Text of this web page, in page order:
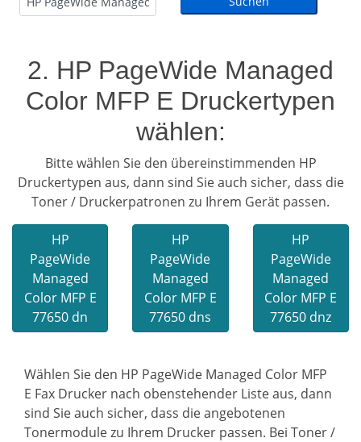
2. HP PageWide Managed
Color MFP E Druckertypen
wählen:
Bitte wählen Sie den übereinstimmenden HP
Druckertypen aus, dann sind Sie auch sicher, dass die
Toner / Druckerpatronen zu Ihrem Gerät passen.
HP
PageWide
Managed
Color MFP E
77650 dn
HP
PageWide
Managed
Color MFP E
77650 dns
HP
PageWide
Managed
Color MFP E
77650 dnz
Wählen Sie den HP PageWide Managed Color MFP
E Fax Drucker nach obenstehender Liste aus, dann
sind Sie auch sicher, dass die angebotenen
Tonermodule zu Ihrem Drucker passen. Bei Toner /